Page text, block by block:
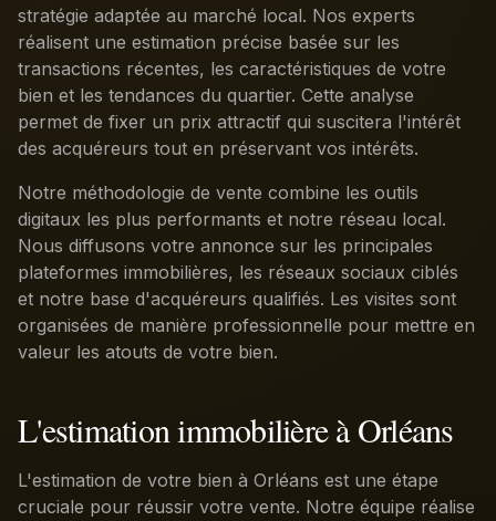
stratégie adaptée au marché local. Nos experts
réalisent une estimation précise basée sur les
transactions récentes, les caractéristiques de votre
bien et les tendances du quartier. Cette analyse
permet de fixer un prix attractif qui suscitera l'intérêt
des acquéreurs tout en préservant vos intérêts.
Notre méthodologie de vente combine les outils
digitaux les plus performants et notre réseau local.
Nous diffusons votre annonce sur les principales
plateformes immobilières, les réseaux sociaux ciblés
et notre base d'acquéreurs qualifiés. Les visites sont
organisées de manière professionnelle pour mettre en
valeur les atouts de votre bien.
L'estimation immobilière à Orléans
L'estimation de votre bien à Orléans est une étape
cruciale pour réussir votre vente. Notre équipe réalise